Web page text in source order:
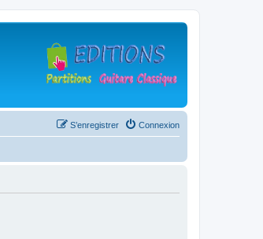
Connexion
S’enregistrer